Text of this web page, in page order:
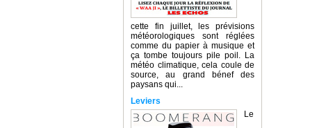
cette fin juillet, les prévisions
météorologiques sont réglées
comme du papier à musique et
ça tombe toujours pile poil. La
météo climatique, cela coule de
source, au grand bénef des
paysans qui...
Leviers
Le